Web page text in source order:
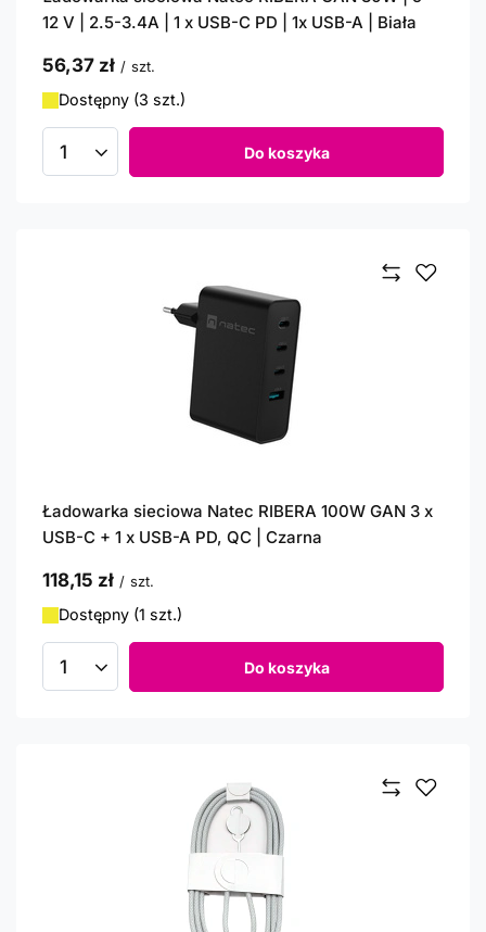
12 V | 2.5-3.4A | 1 x USB-C PD | 1x USB-A | Biała
56,37 zł / szt.
Dostępny (3 szt.)
Ilość produktów Do koszyka
Ładowarka sieciowa Natec RIBERA 100W GAN 3 x
USB-C + 1 x USB-A PD, QC | Czarna
118,15 zł / szt.
Dostępny (1 szt.)
Ilość produktów Do koszyka